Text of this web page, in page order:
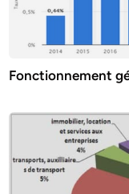
Fonctionnement